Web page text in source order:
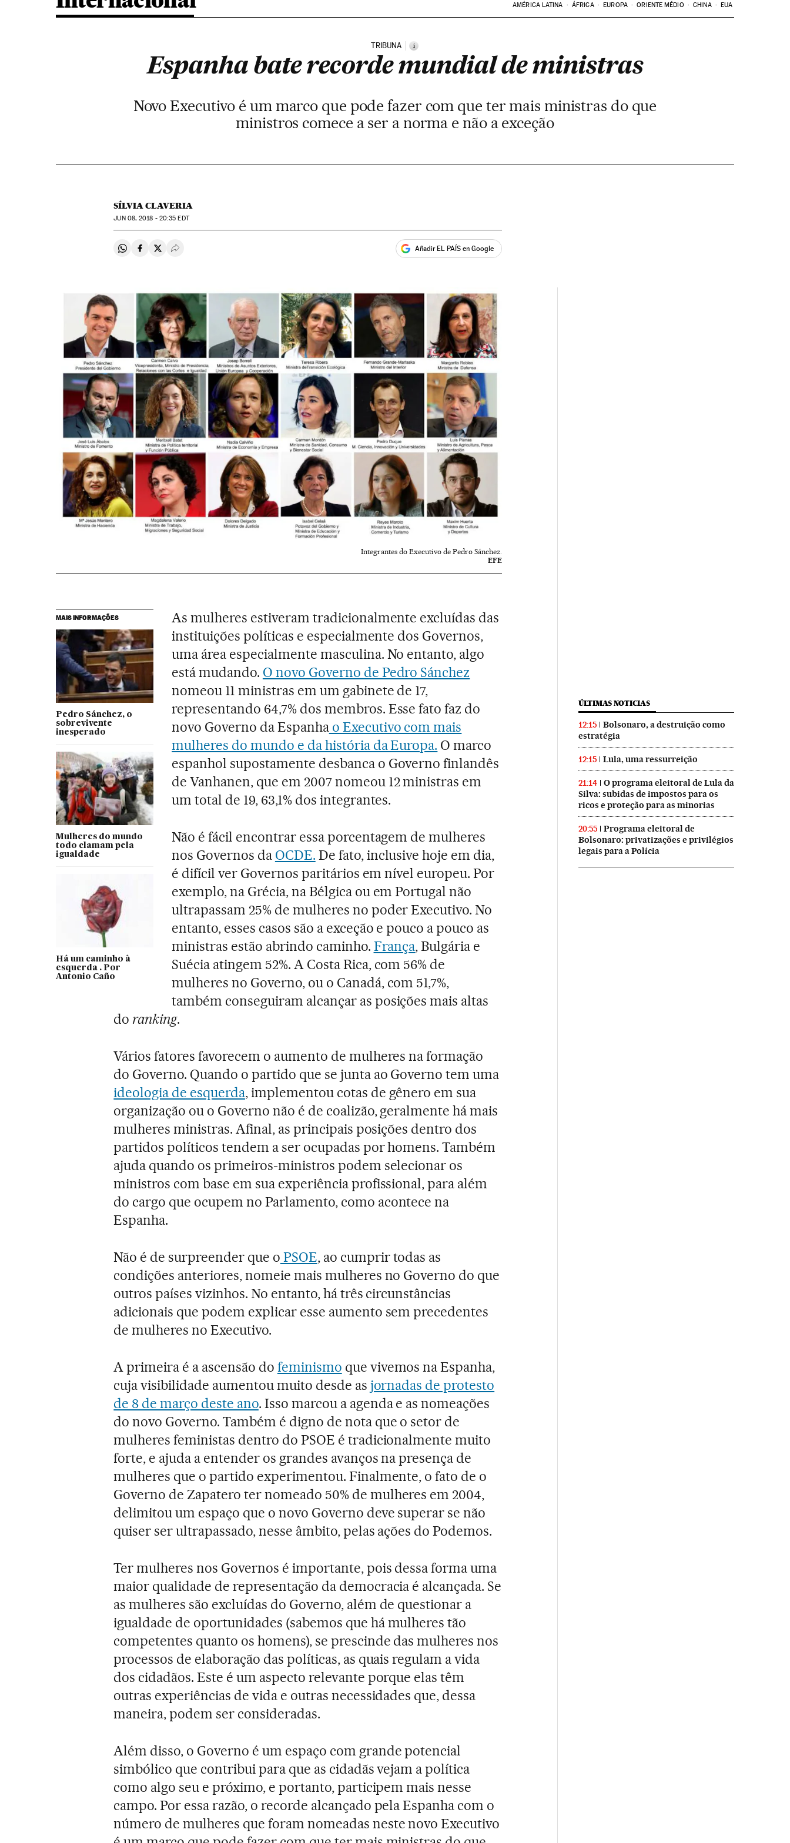
AMÉRICA LATINA ÁFRICA EUROPA ORIENTE MÉDIO CHINA EUA
TRIBUNA i
Espanha bate recorde mundial de ministras
Novo Executivo é um marco que pode fazer com que ter mais ministras do que
ministros comece a ser a norma e não a exceção
SÍLVIA CLAVERIA
JUN08, 2018 - 20:35 EDT
Compartir en Whatsapp
Compartir en Facebook
Compartir en Twitter
Desplegar Redes Sociales Añadir EL PAÍS en Google
Integrantes do Executivo de Pedro Sánchez.
EFE
MAIS INFORMAÇÕES
Pedro Sánchez, o
sobrevivente
inesperado
Mulheres do mundo
todo clamam pela
igualdade
Há um caminho à
esquerda . Por
Antonio Caño
As mulheres estiveram tradicionalmente excluídas das
instituições políticas e especialmente dos Governos,
uma área especialmente masculina. No entanto, algo
está mudando. O novo Governo de Pedro Sánchez
nomeou 11 ministras em um gabinete de 17,
representando 64,7% dos membros. Esse fato faz do
novo Governo da Espanhao Executivo com mais
mulheres do mundo e da história da Europa. O marco
espanhol supostamente desbanca o Governo finlandês
de Vanhanen, que em 2007 nomeou 12 ministras em
um total de 19, 63,1% dos integrantes.
Não é fácil encontrar essa porcentagem de mulheres
nos Governos da OCDE. De fato, inclusive hoje em dia,
é difícil ver Governos paritários em nível europeu. Por
exemplo, na Grécia, na Bélgica ou em Portugal não
ultrapassam 25% de mulheres no poder Executivo. No
entanto, esses casos são a exceção e pouco a pouco as
ministras estão abrindo caminho. França, Bulgária e
Suécia atingem 52%. A Costa Rica, com 56% de
mulheres no Governo, ou o Canadá, com 51,7%,
também conseguiram alcançar as posições mais altas
do ranking.
Vários fatores favorecem o aumento de mulheres na formação
do Governo. Quando o partido que se junta ao Governo tem uma
ideologia de esquerda, implementou cotas de gênero em sua
organização ou o Governo não é de coalizão, geralmente há mais
mulheres ministras. Afinal, as principais posições dentro dos
partidos políticos tendem a ser ocupadas por homens. Também
ajuda quando os primeiros-ministros podem selecionar os
ministros com base em sua experiência profissional, para além
do cargo que ocupem no Parlamento, como acontece na
Espanha.
Não é de surpreender que o PSOE, ao cumprir todas as
condições anteriores, nomeie mais mulheres no Governo do que
outros países vizinhos. No entanto, há três circunstâncias
adicionais que podem explicar esse aumento sem precedentes
de mulheres no Executivo.
A primeira é a ascensão do feminismo que vivemos na Espanha,
cuja visibilidade aumentou muito desde as jornadas de protesto
de 8 de março deste ano. Isso marcou a agenda e as nomeações
do novo Governo. Também é digno de nota que o setor de
mulheres feministas dentro do PSOE é tradicionalmente muito
forte, e ajuda a entender os grandes avanços na presença de
mulheres que o partido experimentou. Finalmente, o fato de o
Governo de Zapatero ter nomeado 50% de mulheres em 2004,
delimitou um espaço que o novo Governo deve superar se não
quiser ser ultrapassado, nesse âmbito, pelas ações do Podemos.
Ter mulheres nos Governos é importante, pois dessa forma uma
maior qualidade de representação da democracia é alcançada. Se
as mulheres são excluídas do Governo, além de questionar a
igualdade de oportunidades (sabemos que há mulheres tão
competentes quanto os homens), se prescinde das mulheres nos
processos de elaboração das políticas, as quais regulam a vida
dos cidadãos. Este é um aspecto relevante porque elas têm
outras experiências de vida e outras necessidades que, dessa
maneira, podem ser consideradas.
Além disso, o Governo é um espaço com grande potencial
simbólico que contribui para que as cidadãs vejam a política
como algo seu e próximo, e portanto, participem mais nesse
campo. Por essa razão, o recorde alcançado pela Espanha com o
número de mulheres que foram nomeadas neste novo Executivo
ÚLTIMAS NOTICIAS
12:15
Bolsonaro, a destruição como
estratégia
12:15 Lula, uma ressurreição
21:14
O programa eleitoral de Lula da
Silva: subidas de impostos para os
ricos e proteção para as minorias
20:55
Programa eleitoral de
Bolsonaro: privatizações e privilégios
legais para a Polícia